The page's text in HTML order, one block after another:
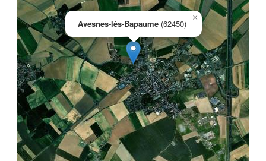
Avesnes-lès-Bapaume (62450)
×